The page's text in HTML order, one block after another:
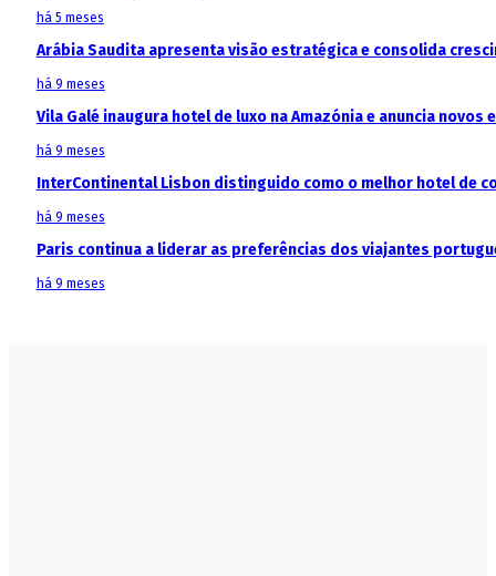
há 5 meses
Arábia Saudita apresenta visão estratégica e consolida
há 9 meses
Vila Galé inaugura hotel de luxo na Amazónia e anuncia
há 9 meses
InterContinental Lisbon distinguido como o melhor hotel de
há 9 meses
Paris continua a liderar as preferências dos viajantes
há 9 meses